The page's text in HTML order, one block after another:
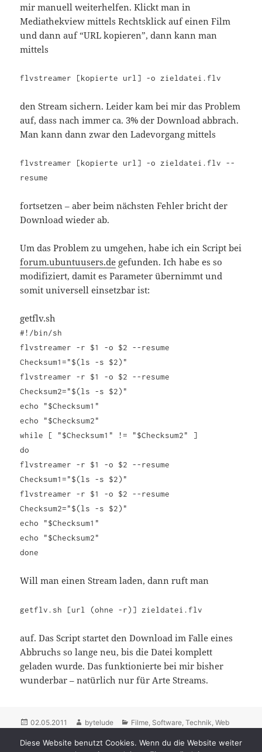
mir manuell weiterhelfen. Klickt man in
Mediathekview mittels Rechtsklick auf einen Film
und dann auf “URL kopieren”, dann kann man
mittels
flvstreamer [kopierte url] -o zieldatei.flv
den Stream sichern. Leider kam bei mir das Problem
auf, dass nach immer ca. 3% der Download abbrach.
Man kann dann zwar den Ladevorgang mittels
flvstreamer [kopierte url] -o zieldatei.flv --
resume
fortsetzen – aber beim nächsten Fehler bricht der
Download wieder ab.
Um das Problem zu umgehen, habe ich ein Script bei
forum.ubuntuusers.de gefunden. Ich habe es so
modifiziert, damit es Parameter übernimmt und
somit universell einsetzbar ist:
getflv.sh
#!/bin/sh
flvstreamer -r $1 -o $2 --resume
Checksum1="$(ls -s $2)"
flvstreamer -r $1 -o $2 --resume
Checksum2="$(ls -s $2)"
echo "$Checksum1"
echo "$Checksum2"
while [ "$Checksum1" != "$Checksum2" ]
do
flvstreamer -r $1 -o $2 --resume
Checksum1="$(ls -s $2)"
flvstreamer -r $1 -o $2 --resume
Checksum2="$(ls -s $2)"
echo "$Checksum1"
echo "$Checksum2"
done
Will man einen Stream laden, dann ruft man
getflv.sh [url (ohne -r)] zieldatei.flv
auf. Das Script startet den Download im Falle eines
Abbruchs so lange neu, bis die Datei komplett
geladen wurde. Das funktionierte bei mir bisher
wunderbar – natürlich nur für Arte Streams.
Posted
02.05.2011 Author
bytelude Categories
Filme Software ,Technik ,Web
speichern,Streaming,ZDF 11 Commentson Streams aus den ZDF,
Diese Website benutzt Cookies. Wenn du die Website weiter